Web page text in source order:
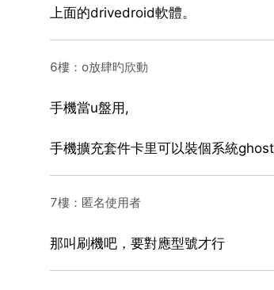
上面的drivedroid軟體。
6樓：o放肆旳欣動
手機當u盤用,
手機擴充套件卡里可以裝個系統
7樓：匿名使用者
那叫刷機吧，要對應型號才行